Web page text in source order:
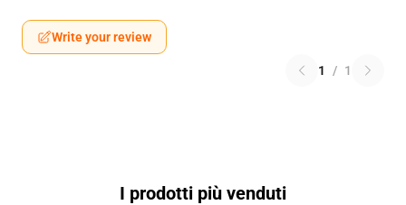
Write your review
1 / 1
I prodotti più venduti